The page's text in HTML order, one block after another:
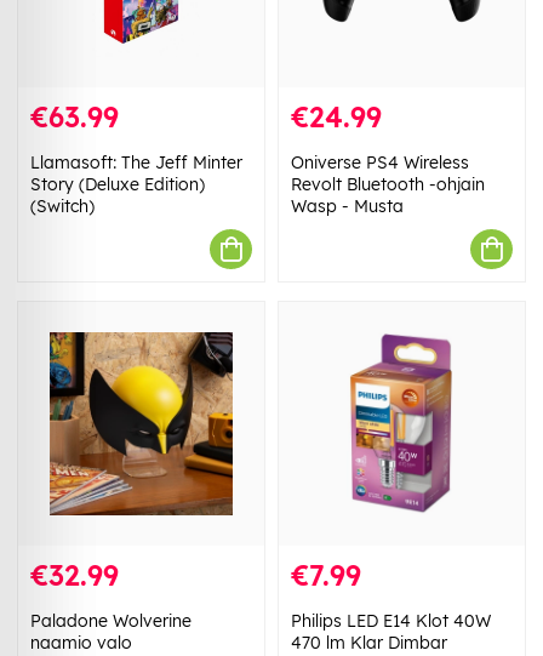
€63.99
Llamasoft: The Jeff Minter
Story (Deluxe Edition)
(Switch)
€24.99
Oniverse PS4 Wireless
Revolt Bluetooth -ohjain
Wasp - Musta
€32.99
Paladone Wolverine
naamio valo
€7.99
Philips LED E14 Klot 40W
470 lm Klar Dimbar